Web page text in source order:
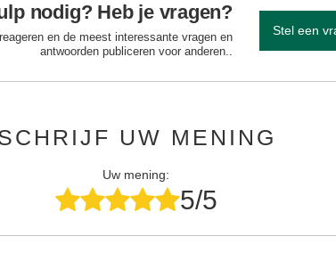
nodig? Heb je vragen?
en de meest interessante vragen en
antwoorden publiceren voor anderen..
Stel een
UW MENING
Uw mening:
5/5